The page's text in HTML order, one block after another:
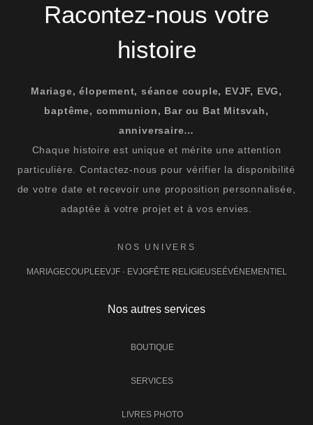
Racontez-nous votre
histoire
Mariage, élopement, séance couple, EVJF, EVG,
baptême, communion, Bar ou Bat Mitsvah,
anniversaire…
Chaque histoire est unique et mérite une attention
particulière. Contactez-nous pour vérifier la disponibilité
de votre date et recevoir une proposition personnalisée,
adaptée à votre projet et à vos envies.
NOS UNIVERS
MARIAGECOUPLEEVJF · EVJGFÊTE RELIGIEUSEÉVÉNEMENTIEL
Nos autres services
BOUTIQUE
SERVICES
LIVRES PHOTO